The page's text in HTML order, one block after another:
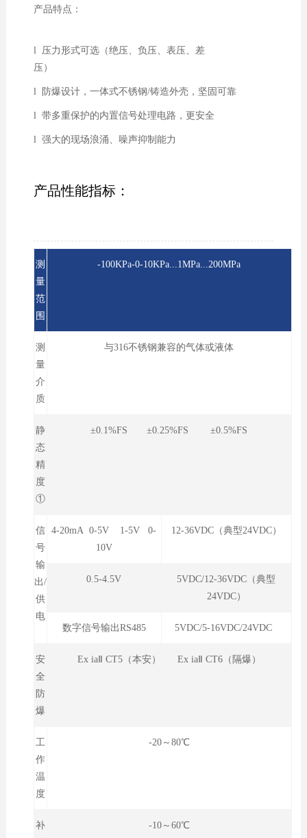
产品特点：
l 压力形式可选（绝压、负压、表压、差
压）
l 防爆设计，一体式不锈钢/铸造外壳，坚固可靠
l 带多重保护的内置信号处理电路，更安全
l 强大的现场浪涌、噪声抑制能力
产品性能指标：
测
量
范
围
-100KPa-0-10KPa...1MPa...200MPa
测
量
介
质
与316不锈钢兼容的气体或液体
静
态
精
度
①
±0.1%FS ±0.25%FS ±0.5%FS
信
号
输
出/
供
电
4-20mA 0-5V 1-5V 0-
10V
12-36VDC（典型24VDC）
0.5-4.5V
5VDC/12-36VDC（典型
24VDC）
数字信号输出RS485 5VDC/5-16VDC/24VDC
安
全
防
爆
Ex iaⅡ CT5（本安） Ex iaⅡ CT6（隔爆）
工
作
温
度
-20～80℃
补
-10～60℃